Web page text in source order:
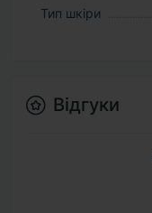
Тип шкіри
Відгуки